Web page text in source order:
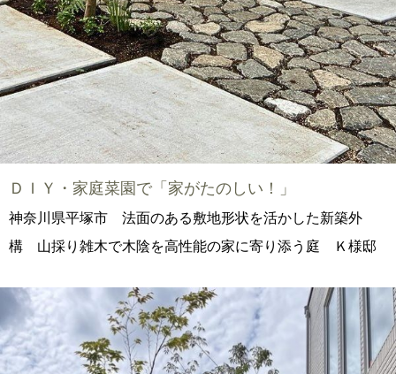
ＤＩＹ・家庭菜園で「家がたのしい！」
神奈川県平塚市 法面のある敷地形状を活かした新築外
構 山採り雑木で木陰を高性能の家に寄り添う庭 Ｋ様邸